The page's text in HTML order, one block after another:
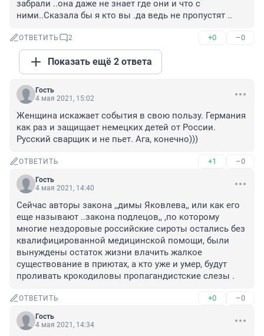
забрали ..она даже не знает где они и что с
ними..Сказала бы я кто вы .да ведь не пропустят ..
ОТВЕТИТЬ 2 +0 –0
Показать ещё 2 ответа
Гость
4 мая 2021, 15:02
Женщина искажает события в свою пользу. Германия
как раз и защищает немецких детей от России.
Русский сварщик и не пьет. Ага, конечно)))
ОТВЕТИТЬ +1 –0
Гость
4 мая 2021, 14:40
Сейчас авторы закона ,,димы Яковлева,, или как его
еще называют ..закона подлецов,, ,по которому
многие нездоровые российские сироты остались без
квалифицированной медицинской помощи, были
вынуждены остаток жизни влачить жалкое
существование в приютах, а кто уже и умер, будут
проливать крокодиловы пропагандистские слезы .
ОТВЕТИТЬ +0 –0
Гость
4 мая 2021, 14:34